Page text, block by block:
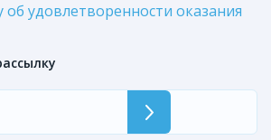
об удовлетворенности оказания